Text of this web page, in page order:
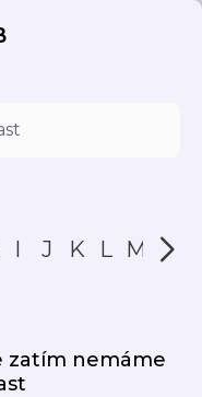
I J K L M N
zatím nemáme